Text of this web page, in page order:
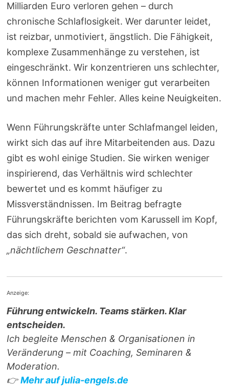
Milliarden Euro verloren gehen – durch
chronische Schlaflosigkeit. Wer darunter leidet,
ist reizbar, unmotiviert, ängstlich. Die Fähigkeit,
komplexe Zusammenhänge zu verstehen, ist
eingeschränkt. Wir konzentrieren uns schlechter,
können Informationen weniger gut verarbeiten
und machen mehr Fehler. Alles keine Neuigkeiten.
Wenn Führungskräfte unter Schlafmangel leiden,
wirkt sich das auf ihre Mitarbeitenden aus. Dazu
gibt es wohl einige Studien. Sie wirken weniger
inspirierend, das Verhältnis wird schlechter
bewertet und es kommt häufiger zu
Missverständnissen. Im Beitrag befragte
Führungskräfte berichten vom Karussell im Kopf,
das sich dreht, sobald sie aufwachen, von
„nächtlichem Geschnatter“.
Anzeige:
Führung entwickeln. Teams stärken. Klar
entscheiden.
Ich begleite Menschen & Organisationen in
Veränderung – mit Coaching, Seminaren &
Moderation.
👉Mehr auf julia-engels.de